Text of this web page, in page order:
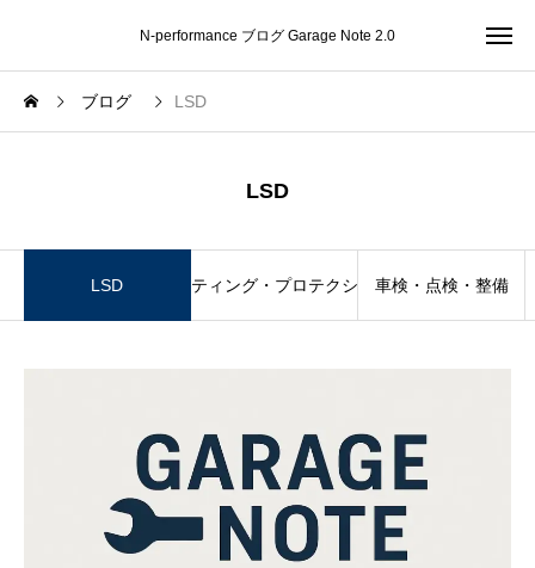
N-performance ブログ Garage Note 2.0
ブログ LSD
LSD
LSD コーティング・プロテクション車検・点検・整備